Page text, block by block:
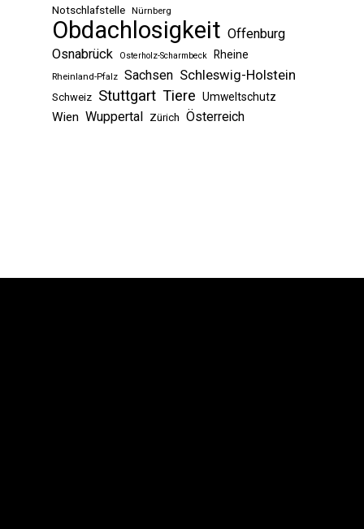
Notschlafstelle Nürnberg
Obdachlosigkeit Offenburg
Osnabrück
Osterholz-Scharmbeck Rheine
Rheinland-Pfalz Sachsen Schleswig-Holstein
Schweiz Stuttgart Tiere Umweltschutz
Wien Wuppertal Zürich Österreich